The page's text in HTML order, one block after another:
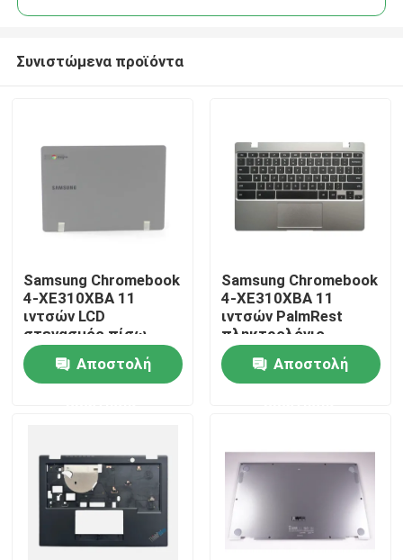
Σπίτι
Προϊόντα
Συνιστώμενα προϊόντα
Samsung Chromebook
4-XE310XBA 11
ιντσών LCD
στεγασμός πίσω
κάλυψη Σκοτεινό
γκρι BA98-01974B
Αποστολή
Samsung Chromebook
4-XE310XBA 11
ιντσών PalmRest
πληκτρολόγιο
συναρμολόγηση Silver
BA98-01976A BA61-
03989A
Αποστολή